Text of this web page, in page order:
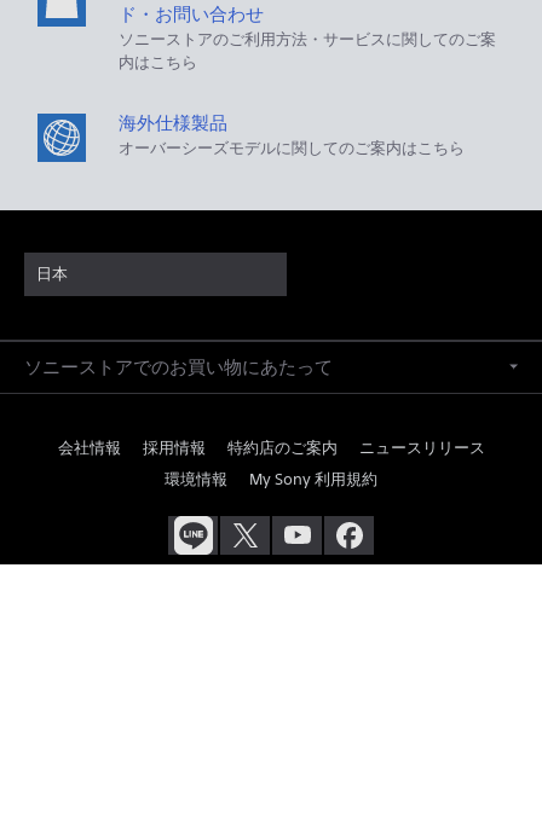
ド・お問い合わせ
ソニーストアのご利用方法・サービスに関してのご案
内はこちら
海外仕様製品
オーバーシーズモデルに関してのご案内はこちら
日本
ソニーストアでのお買い物にあたって
会社情報 採用情報 特約店のご案内
ニュースリリース
環境情報
My Sony 利用規約